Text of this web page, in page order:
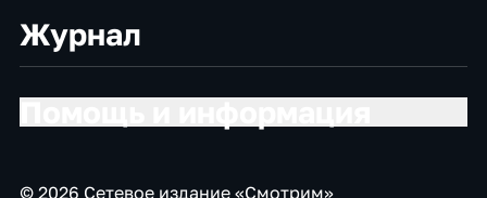
Журнал
© 2026 Сетевое издание «Смотрим»